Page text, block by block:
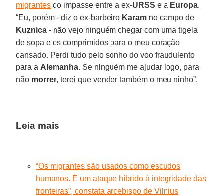
migrantes do impasse entre a ex-URSS e a Europa.
“Eu, porém - diz o ex-barbeiro Karam no campo de
Kuznica - não vejo ninguém chegar com uma tigela
de sopa e os comprimidos para o meu coração
cansado. Perdi tudo pelo sonho do voo fraudulento
para a Alemanha. Se ninguém me ajudar logo, para
não morrer, terei que vender também o meu ninho”.
Leia mais
“Os migrantes são usados como escudos
humanos. É um ataque híbrido à integridade das
fronteiras”, constata arcebispo de Vilnius